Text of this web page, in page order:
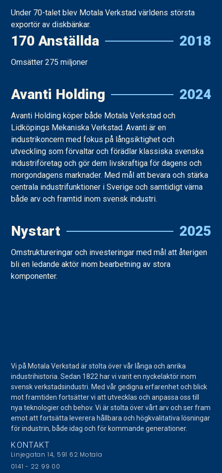
Under 70-talet blev Motala Verkstad världens största
exportör av diskbänkar.
170 Anställda 2018
Omsätter 275 miljoner
Avanti Holding 2024
Avanti Holding köper både Motala Verkstad och
Lidköpings Mekaniska Verkstad. Avanti är en
industrikoncern med fokus på långsiktighet och
utveckling som förvaltar och förädlar klassiska svenska
industriföretag och gör dem livskraftiga för dagens och
morgondagens marknader. Med mål att bevara och stärka
centrala industrifunktioner i Sverige och samtidigt värna
både arv och framtid inom svensk industri.
Nystart 2025
Omstruktureringar och investeringar med mål att återigen
bli en ledande aktör inom bearbetning av stora
komponenter.
Vi på Motala Verkstad är stolta över vår långa och anrika
industrihistoria. Sedan 1822 har vi varit en nyckelaktör inom
svensk verkstadsindustri. Med vår gedigna erfarenhet och blick
mot framtiden fortsätter vi att utvecklas och anpassa oss till
nya teknologier och behov. Vi är stolta över vårt arv och ser fram
emot att fortsätta leverera hållbara och högkvalitativa lösningar
för industrin, både idag och för kommande generationer.
KONTAKT
Linjegatan 14, 591 62 Motala
0141 - 22 99 00